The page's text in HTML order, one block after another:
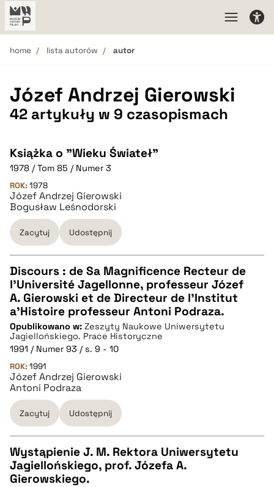
home lista autorów autor
Józef Andrzej Gierowski
42 artykuły w 9 czasopismach
Książka o "Wieku Świateł"
1978 / Tom 85 / Numer 3
ROK: 1978
Józef Andrzej Gierowski
Bogusław Leśnodorski
Zacytuj Udostępnij
CZYSTY TEKST
pobierz cytat
BIBTEX
pobierz cytat
Discours : de Sa Magnificence Recteur de
l'Université Jagellonne, professeur Józef
A. Gierowski et de Directeur de l'Institut
a'Histoire professeur Antoni Podraza.
Opublikowano w: Zeszyty Naukowe Uniwersytetu
Jagiellońskiego. Prace Historyczne
1991 / Numer 93 / s. 9 - 10
ROK: 1991
Józef Andrzej Gierowski
Antoni Podraza
Zacytuj Udostępnij
CZYSTY TEKST
Wystąpienie J. M. Rektora Uniwersytetu
Jagiellońskiego, prof. Józefa A.
Gierowskiego.